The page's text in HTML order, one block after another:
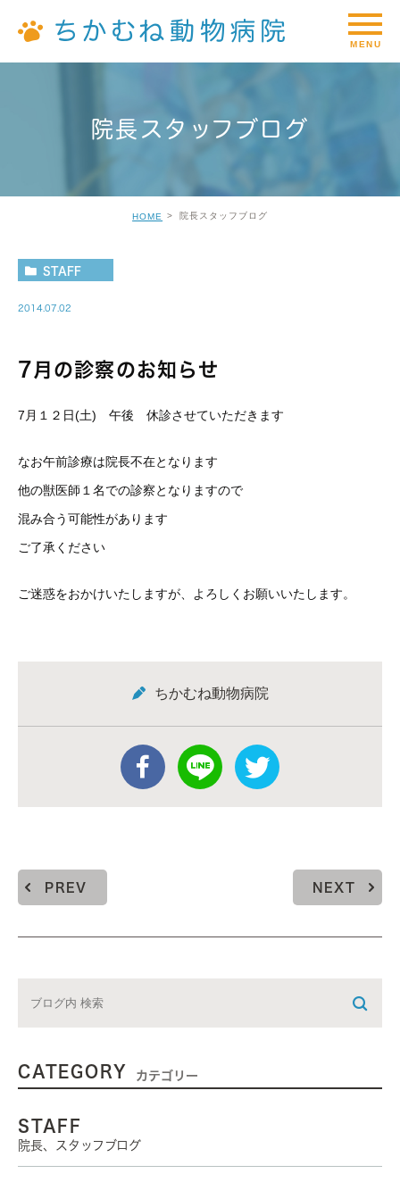
院長スタッフブログ
HOME 院長スタッフブログ
STAFF
2014.07.02
7月の診察のお知らせ
7月１２日(土) 午後 休診させていただきます
なお午前診療は院長不在となります
他の獣医師１名での診察となりますので
混み合う可能性があります
ご了承ください
ご迷惑をおかけいたしますが、よろしくお願いいたします。
ちかむね動物病院
PREV NEXT
CATEGORY カテゴリー
STAFF
院長、スタッフブログ